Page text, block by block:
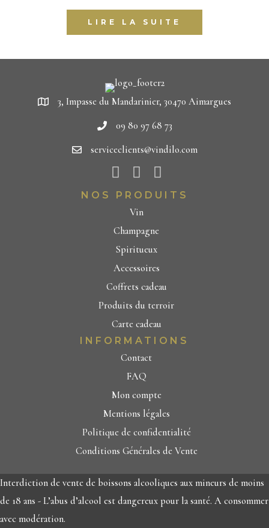
LIRE LA SUITE
3, Impasse du Mandarinier, 30470 Aimargues
09 80 97 68 73
serviceclients@vindilo.com
NOS PRODUITS
Vin
Champagne
Spiritueux
Accessoires
Coffrets cadeau
Produits du terroir
Carte cadeau
INFORMATIONS
Contact
FAQ
Mon compte
Mentions légales
Politique de confidentialité
Conditions Générales de Vente
Interdiction de vente de boissons alcooliques aux mineurs de moins
de 18 ans - L’abus d’alcool est dangereux pour la santé. A consommer
avec modération.